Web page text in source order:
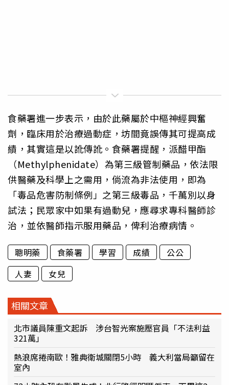
食藥署進一步表示，由於此藥屬於中樞神經興奮
劑，臨床用於治療過動症，坊間竟誤傳其可提高成
績，其實這是以訛傳訛。食藥署提醒，派醋甲酯
（Methylphenidate）為第三級管制藥品，依法限
供醫藥及科學上之需用，倘流為非法使用，即為
「毒品危害防制條例」之第三級毒品，千萬別以身
試法；民眾家中如果有過動兒，應尋求專科醫師診
治，並依醫師指示服用藥品，俾利治療病情。
聰明藥 食藥署 學習 成績
公公
人妻
女兒
相關文章
北市議員陳重文起訴 涉台智光案施壓官員「不法利益
321萬」
熱浪席捲南歐！雅典衛城關閉5小時 義大利當局籲留在
室內